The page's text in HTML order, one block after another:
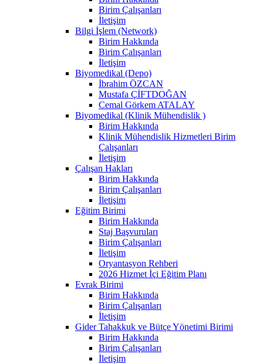
Birim Çalışanları
İletişim
Bilgi İşlem (Network)
Birim Hakkında
Birim Çalışanları
İletişim
Biyomedikal (Depo)
İbrahim ÖZCAN
Mustafa ÇİFTDOĞAN
Cemal Görkem ATALAY
Biyomedikal (Klinik Mühendislik )
Birim Hakkında
Klinik Mühendislik Hizmetleri Birim
Çalışanları
İletişim
Çalışan Hakları
Birim Hakkında
Birim Çalışanları
İletişim
Eğitim Birimi
Birim Hakkında
Staj Başvuruları
Birim Çalışanları
İletişim
Oryantasyon Rehberi
2026 Hizmet İçi Eğitim Planı
Evrak Birimi
Birim Hakkında
Birim Çalışanları
İletişim
Gider Tahakkuk ve Bütçe Yönetimi Birimi
Birim Hakkında
Birim Çalışanları
İletişim